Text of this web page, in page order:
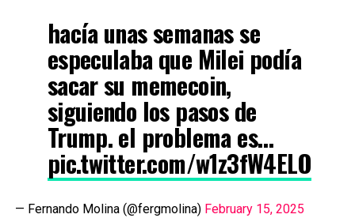
hacía unas semanas se
especulaba que Milei podía
sacar su memecoin,
siguiendo los pasos de
Trump. el problema es…
pic.twitter.com/w1z3fW4ELO
— Fernando Molina (@fergmolina) February 15, 2025